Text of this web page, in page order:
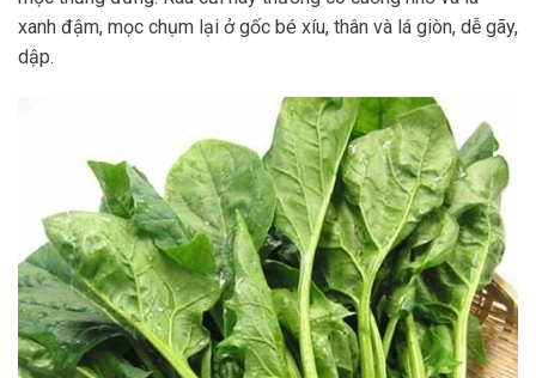
xanh đậm, mọc chụm lại ở gốc bé xíu, thân và lá giòn, dễ gãy,
dập.